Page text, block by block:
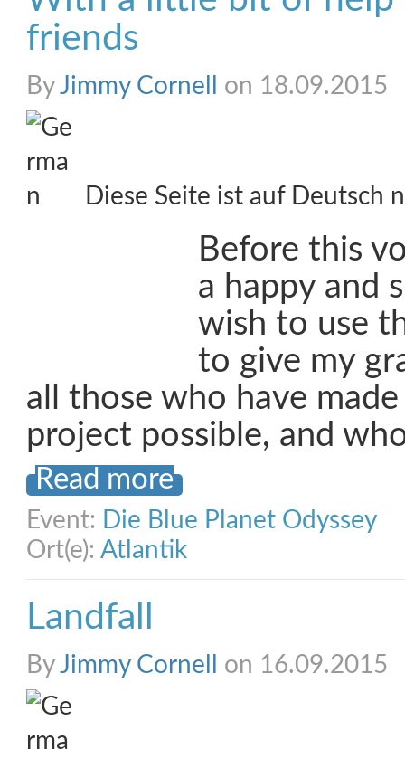
friends
ByJimmy Cornell on 18.09.2015
Diese Seite ist auf Deutsch
Before this
a happy and
wish to use
to give my
all those who have
project possible, and
Read more
Event: Die Blue Planet Odyssey
Ort(e): Atlantik
Landfall
ByJimmy Cornell on 16.09.2015